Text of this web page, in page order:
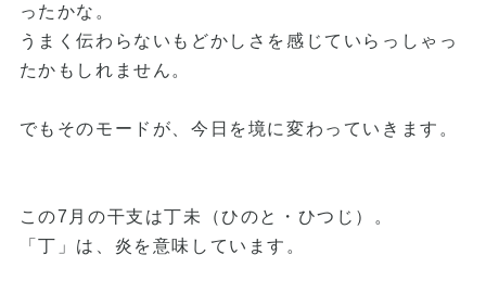
ったかな。
うまく伝わらないもどかしさを感じていらっしゃっ
たかもしれません。
でもそのモードが、今日を境に変わっていきます。
この7月の干支は丁未（ひのと・ひつじ）。
「丁」は、炎を意味しています。